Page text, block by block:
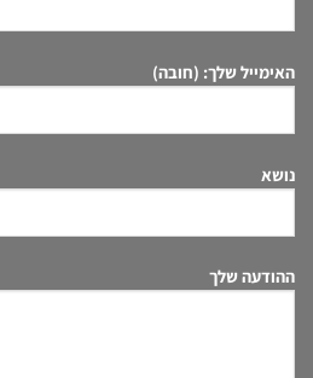
האימייל שלך: (חובה)
נושא
ההודעה שלך